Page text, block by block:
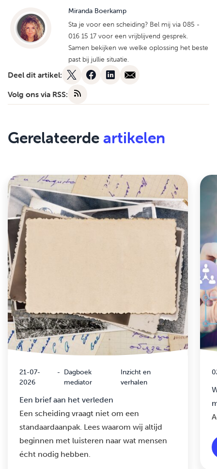
Miranda Boerkamp
Sta je voor een scheiding? Bel mij via 085 -
016 15 17 voor een vrijblijvend gesprek.
Samen bekijken we welke oplossing het beste
past bij jullie situatie.
Deel dit artikel:
Volg ons via RSS:
Gerelateerde artikelen
21-07-
2026
- Dagboek
mediator
Inzicht en
verhalen
Een brief aan het verleden
Een scheiding vraagt niet om een
standaardaanpak. Lees waarom wij altijd
beginnen met luisteren naar wat mensen
écht nodig hebben.